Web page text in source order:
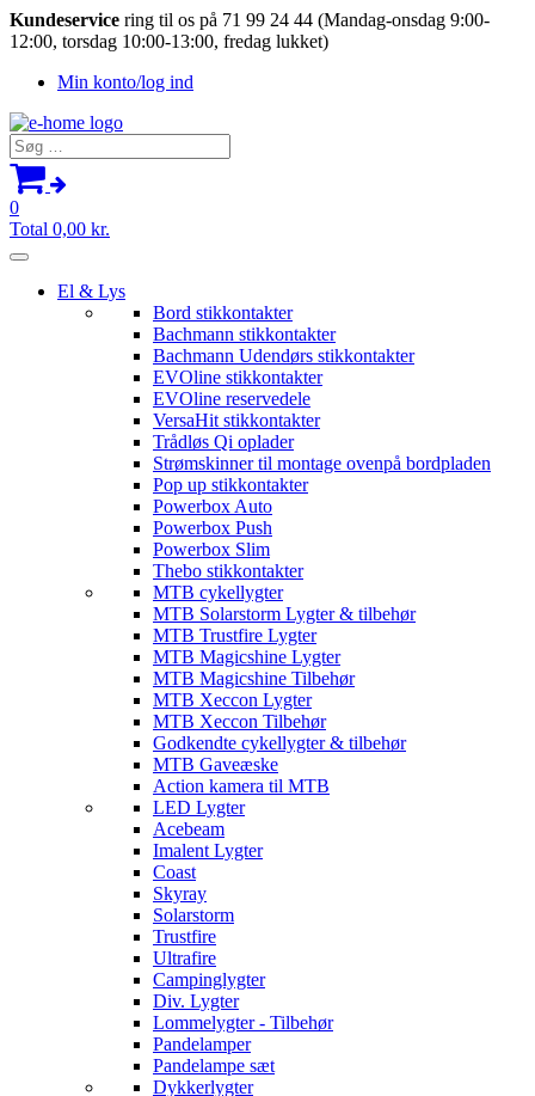
Kundeservice ring til os på 71 99 24 44 (Mandag-onsdag 9:00-
12:00, torsdag 10:00-13:00, fredag lukket)
Min konto/log ind
Søg
efter:
0
Total 0,00 kr.
El & Lys
Bord stikkontakter
Bachmann stikkontakter
Bachmann Udendørs stikkontakter
EVOline stikkontakter
EVOline reservedele
VersaHit stikkontakter
Trådløs Qi oplader
Strømskinner til montage ovenpå bordpladen
Pop up stikkontakter
Powerbox Auto
Powerbox Push
Powerbox Slim
Thebo stikkontakter
MTB cykellygter
MTB Solarstorm Lygter & tilbehør
MTB Trustfire Lygter
MTB Magicshine Lygter
MTB Magicshine Tilbehør
MTB Xeccon Lygter
MTB Xeccon Tilbehør
Godkendte cykellygter & tilbehør
MTB Gaveæske
Action kamera til MTB
LED Lygter
Acebeam
Imalent Lygter
Coast
Skyray
Solarstorm
Trustfire
Ultrafire
Campinglygter
Div. Lygter
Lommelygter - Tilbehør
Pandelamper
Pandelampe sæt
Dykkerlygter